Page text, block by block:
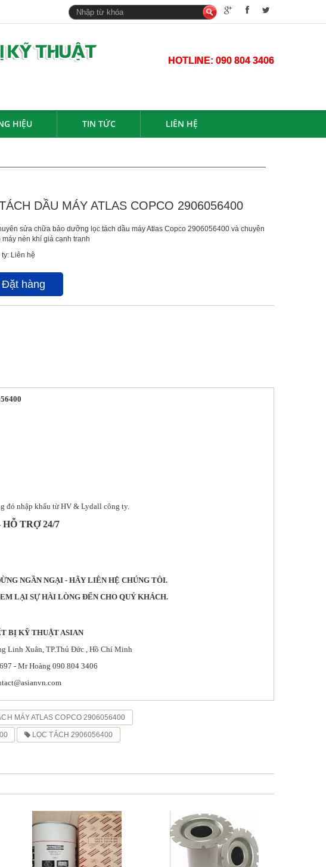
HOTLINE: 090 804 3406
HIỆU TIN TỨC LIÊN HỆ
DẦU MÁY ATLAS COPCO 2906056400
sửa chữa bảo dưỡng lọc tách dầu máy Atlas Copco 2906056400 và chuyên
máy nén khí giá cạnh tranh
Liên hệ
Đặt hàng
đó nhập khẩu từ HV & Lydall công ty.
TRỢ 24/7
NGẦN NGẠI - HÃY LIÊN HỆ CHÚNG TÔI.
LẠI SỰ HÀI LÒNG ĐẾN CHO QUÝ KHÁCH.
BỊ KỸ THUẬT ASIAN
Linh Xuân, TP.Thủ Đức , Hồ Chí Minh
- Mr Hoàng 090 804 3406
MÁY ATLAS COPCO 2906056400
LỌC TÁCH 2906056400